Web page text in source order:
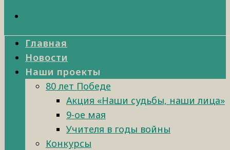
Главная
Новости
Наши проекты
80 лет Победе
Акция «Наши судьбы, наши лица»
9-ое мая
Учителя в годы войны
Конкурсы